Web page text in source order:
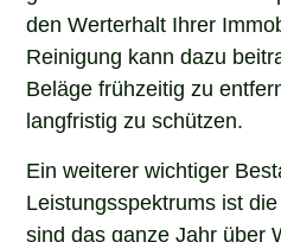
den Werterhalt Ihrer
Reinigung kann dazu
Beläge frühzeitig zu
langfristig zu schützen.
Ein weiterer wichtiger
Leistungsspektrums ist
sind das ganze Jahr über